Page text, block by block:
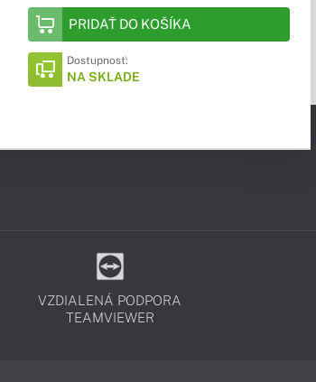
PRIDAŤ DO KOŠÍKA
Dostupnosť:
NA SKLADE
VZDIALENÁ PODPORA
TEAMVIEWER